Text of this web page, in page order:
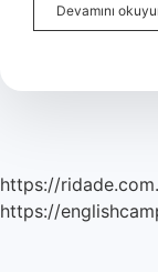
Devamını
https://
https://